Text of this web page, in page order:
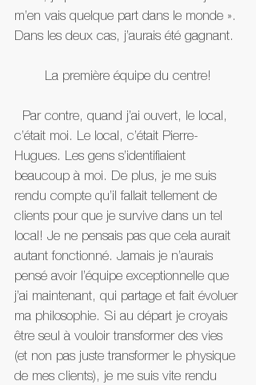
m’en vais quelque part dans le monde ».
Dans les deux cas, j’aurais été gagnant.
La première équipe du centre!
Par contre, quand j’ai ouvert, le local,
c’était moi. Le local, c’était Pierre-
Hugues. Les gens s’identifiaient
beaucoup à moi. De plus, je me suis
rendu compte qu’il fallait tellement de
clients pour que je survive dans un tel
local! Je ne pensais pas que cela aurait
autant fonctionné. Jamais je n’aurais
pensé avoir l’équipe exceptionnelle que
j’ai maintenant, qui partage et fait évoluer
ma philosophie. Si au départ je croyais
être seul à vouloir transformer des vies
(et non pas juste transformer le physique
de mes clients), je me suis vite rendu